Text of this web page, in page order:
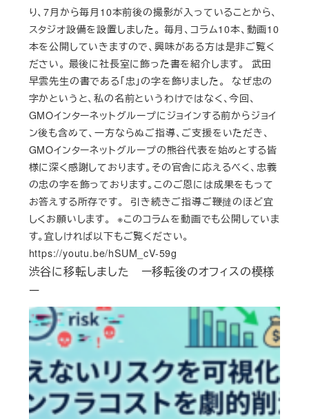
渋谷に移転しました ー移転後のオフィスの模様
ー
り、7月から毎月10本前後の撮影が入っていることから、
スタジオ設備を設置しました。 毎月、コラム10本、動画10
本を公開していきますので、興味がある方は是非ご覧く
ださい。 最後に社長室に飾った書を紹介します。 武田
早雲先生の書である「忠」の字を飾りました。 なぜ忠の
字かというと、私の名前というわけではなく、今回、
GMOインターネットグループにジョインする前からジョイ
ン後も含めて、一方ならぬご指導、ご支援をいただき、
GMOインターネットグループの熊谷代表を始めとする皆
様に深く感謝しております。その官舎に応えるべく、忠義
の忠の字を飾っております。このご恩には成果をもって
お答えする所存です。 引き続きご指導ご鞭撻のほど宜
しくお願いします。 ※このコラムを動画でも公開していま
す。宜しければ以下もご覧ください。
https://youtu.be/hSUM_cV-59g